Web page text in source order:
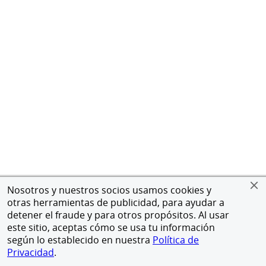
Nosotros y nuestros socios usamos cookies y
otras herramientas de publicidad, para ayudar a
detener el fraude y para otros propósitos. Al usar
este sitio, aceptas cómo se usa tu información
según lo establecido en nuestra Política de
Privacidad.